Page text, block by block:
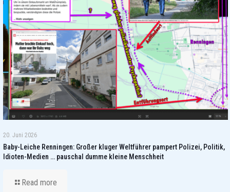
20. Juni 2026
Baby-Leiche Renningen: Großer kluger Weltführer pampert Polizei, Politik,
Idioten-Medien … pauschal dumme kleine Menschheit
Read more